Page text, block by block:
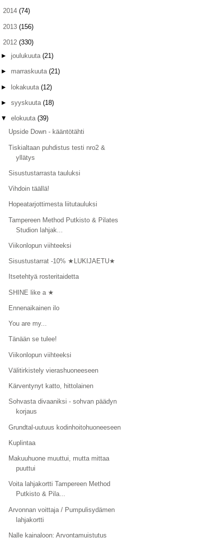
2014 (74)
2013 (156)
2012 (330)
► joulukuuta (21)
► marraskuuta (21)
► lokakuuta (12)
► syyskuuta (18)
▼ elokuuta (39)
Upside Down - kääntötähti
Tiskialtaan puhdistus testi nro2 &
yllätys
Sisustustarrasta tauluksi
Vihdoin täällä!
Hopeatarjottimesta liitutauluksi
Tampereen Method Putkisto & Pilates
Studion lahjak...
Viikonlopun viihteeksi
Sisustustarrat -10% ★LUKIJAETU★
Itsetehtyä rosteritaidetta
SHINE like a ★
Ennenaikainen ilo
You are my...
Tänään se tulee!
Viikonlopun viihteeksi
Välitirkistely vierashuoneeseen
Kärventynyt katto, hittolainen
Sohvasta divaaniksi - sohvan päädyn
korjaus
Grundtal-uutuus kodinhoitohuoneeseen
Kuplintaa
Makuuhuone muuttui, mutta mittaa
puuttui
Voita lahjakortti Tampereen Method
Putkisto & Pila...
Arvonnan voittaja / Pumpulisydämen
lahjakortti
Nalle kainaloon: Arvontamuistutus